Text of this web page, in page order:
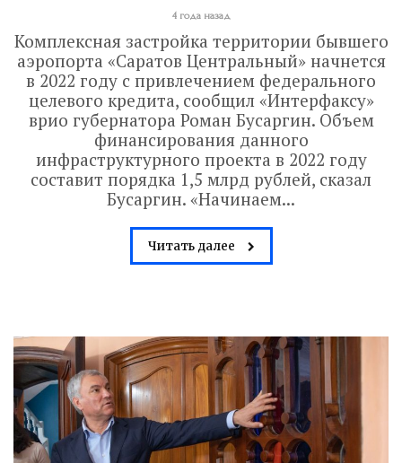
4 года назад
Комплексная застройка территории бывшего
аэропорта «Саратов Центральный» начнется
в 2022 году с привлечением федерального
целевого кредита, сообщил «Интерфаксу»
врио губернатора Роман Бусаргин. Объем
финансирования данного
инфраструктурного проекта в 2022 году
составит порядка 1,5 млрд рублей, сказал
Бусаргин. «Начинаем...
Читать далее
Володин: 31 августа
РАБОТЫ БУДУТ
ЗАВЕРШЕНЫ